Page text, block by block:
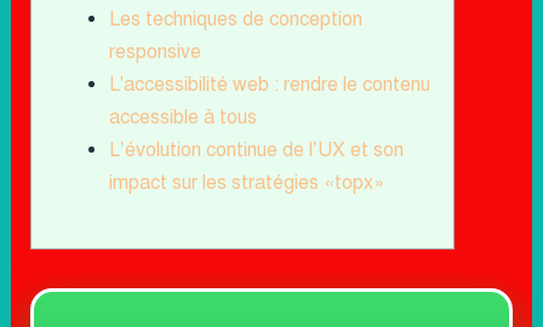
Les techniques de conception
responsive
L'accessibilité web : rendre le contenu
accessible à tous
L’évolution continue de l’UX et son
impact sur les stratégies «topx»